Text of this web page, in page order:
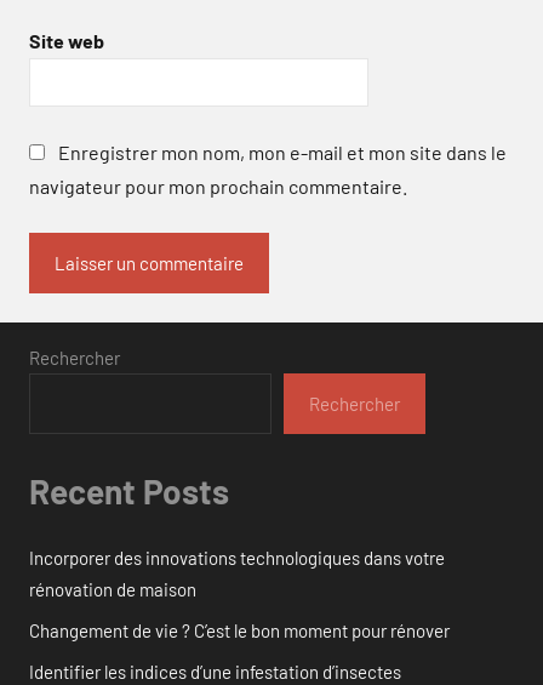
Site web
Enregistrer mon nom, mon e-mail et mon site dans le
navigateur pour mon prochain commentaire.
Rechercher
Rechercher
Recent Posts
Incorporer des innovations technologiques dans votre
rénovation de maison
Changement de vie ? C’est le bon moment pour rénover
Identifier les indices d’une infestation d’insectes